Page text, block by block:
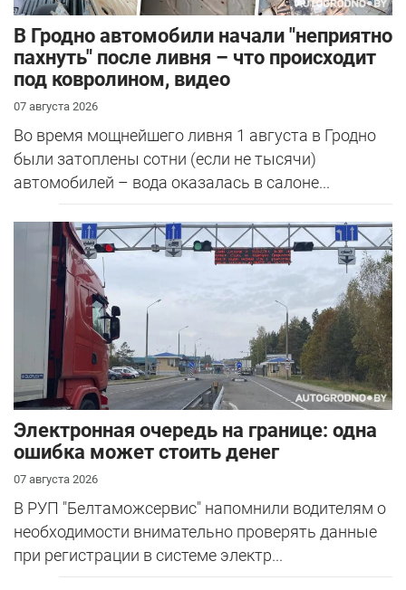
В Гродно автомобили начали "неприятно
пахнуть" после ливня – что происходит
под ковролином, видео
07 августа 2026
Во время мощнейшего ливня 1 августа в Гродно
были затоплены сотни (если не тысячи)
автомобилей – вода оказалась в салоне...
Электронная очередь на границе: одна
ошибка может стоить денег
07 августа 2026
В РУП "Белтаможсервис" напомнили водителям о
необходимости внимательно проверять данные
при регистрации в системе электр...